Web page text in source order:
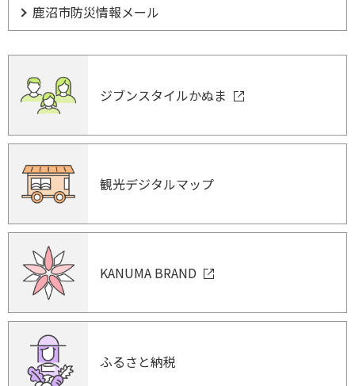
鹿沼市防災情報メール
ジブンスタイルかぬま
観光デジタルマップ
KANUMA BRAND
ふるさと納税